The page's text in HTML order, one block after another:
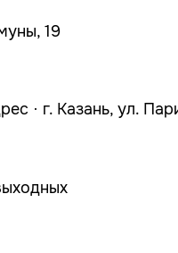
19
· г. Казань, ул.